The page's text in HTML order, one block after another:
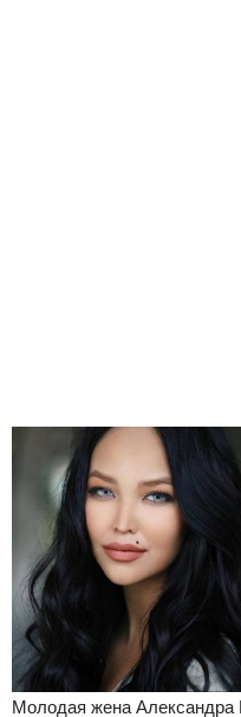
Молодая жена Александра